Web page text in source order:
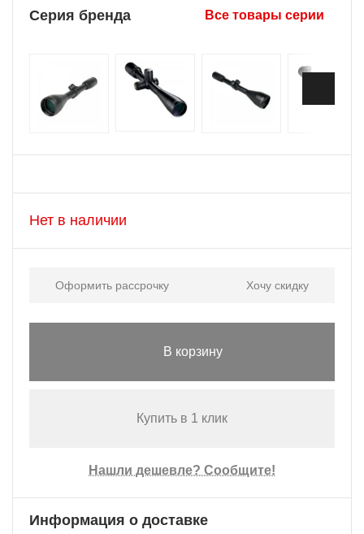
Серия бренда Все товары серии
Нет в наличии
Оформить рассрочку Хочу скидку
В корзину
Купить в 1 клик
Нашли дешевле? Сообщите!
Информация о доставке